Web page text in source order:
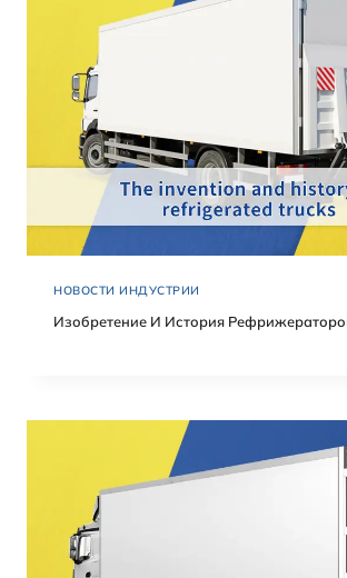
НОВОСТИ ИНДУСТРИИ
Изобретение И История